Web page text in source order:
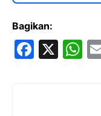
Bagikan:
F
X
W